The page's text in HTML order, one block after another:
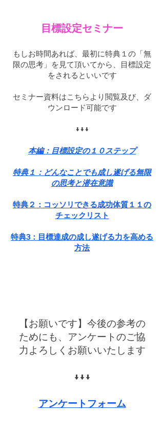
目標設定セミナー
もしお時間あれば、最初に特典１の「無
限の思考」を見て頂いてから、目標設定
をされるといいです
セミナー資料はこちらより閲覧及び、ダ
ウンロード可能です
↓↓↓​
本編：目標設定の１０ステップ
特典１：どんなことでも成し遂げる無限
の思考と潜在意識
​特典２：コッソリできる成功体質１１の
チェックリスト
​特典3：目標達成の成し遂げる力を高める
方法
【お願いです】今後の参考の
ためにも、アンケートのご協
力よろしくお願いいたします
↓↓↓​
アンケートフォーム